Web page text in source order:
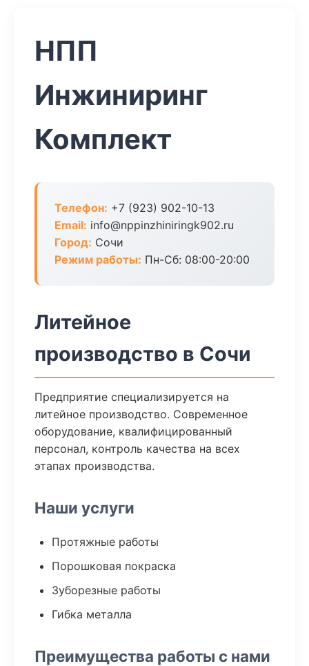
НПП
Инжиниринг
Комплект
Телефон: +7 (923) 902-10-13
Email: info@nppinzhiniringk902.ru
Город: Сочи
Режим работы: Пн-Сб: 08:00-20:00
Литейное
производство в Сочи
Предприятие специализируется на
литейное производство. Современное
оборудование, квалифицированный
персонал, контроль качества на всех
этапах производства.
Наши услуги
Протяжные работы
Порошковая покраска
Зуборезные работы
Гибка металла
Преимущества работы с нами